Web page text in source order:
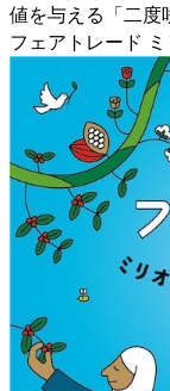
値を与える「二度
フェアトレード